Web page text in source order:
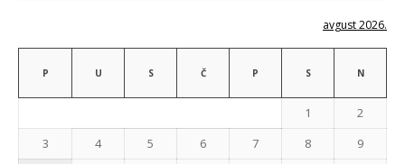
avgust 2026.
P U S Č P S N
1
2
3
4 5 6 7 8
9